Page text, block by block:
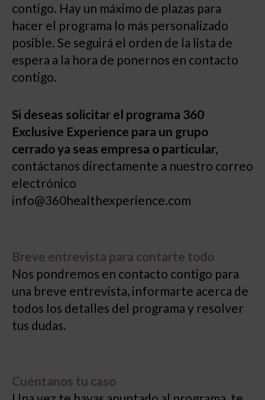
contigo. Hay un máximo de plazas para
hacer el programa lo más personalizado
posible. Se seguirá el orden de la lista de
espera a la hora de ponernos en contacto
contigo.
Si deseas solicitar el programa 360
Exclusive Experience para un grupo
cerrado ya seas empresa o particular,
contáctanos directamente a nuestro correo
electrónico
info@360healthexperience.com
Breve entrevista para contarte todo
Nos pondremos en contacto contigo para
una breve entrevista, informarte acerca de
todos los detalles del programa y resolver
tus dudas.
Cuéntanos tu caso